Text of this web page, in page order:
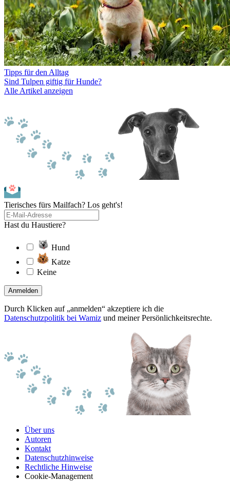
Tipps für den Alltag
Sind Tulpen giftig für Hunde?
Alle Artikel anzeigen
Tierisches fürs Mailfach? Los geht's!
Hast du Haustiere?
Hund
Katze
Keine
Anmelden
Durch Klicken auf „anmelden“ akzeptiere ich die
Datenschutzpolitik bei Wamiz und meiner Persönlichkeitsrechte.
Über uns
Autoren
Kontakt
Datenschutzhinweise
Rechtliche Hinweise
Cookie-Management